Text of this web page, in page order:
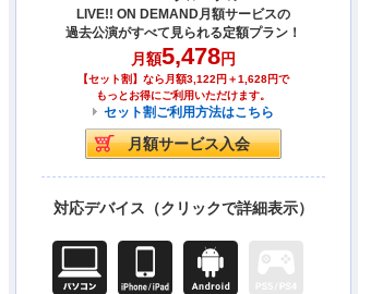
LIVE!! ON DEMAND月額サービスの
過去公演がすべて見られる定額プラン！
月額5,478円
【セット割】なら月額3,122円＋1,628円で
もっとお得にご利用いただけます。
セット割ご利用方法はこちら
対応デバイス（クリックで詳細表示）